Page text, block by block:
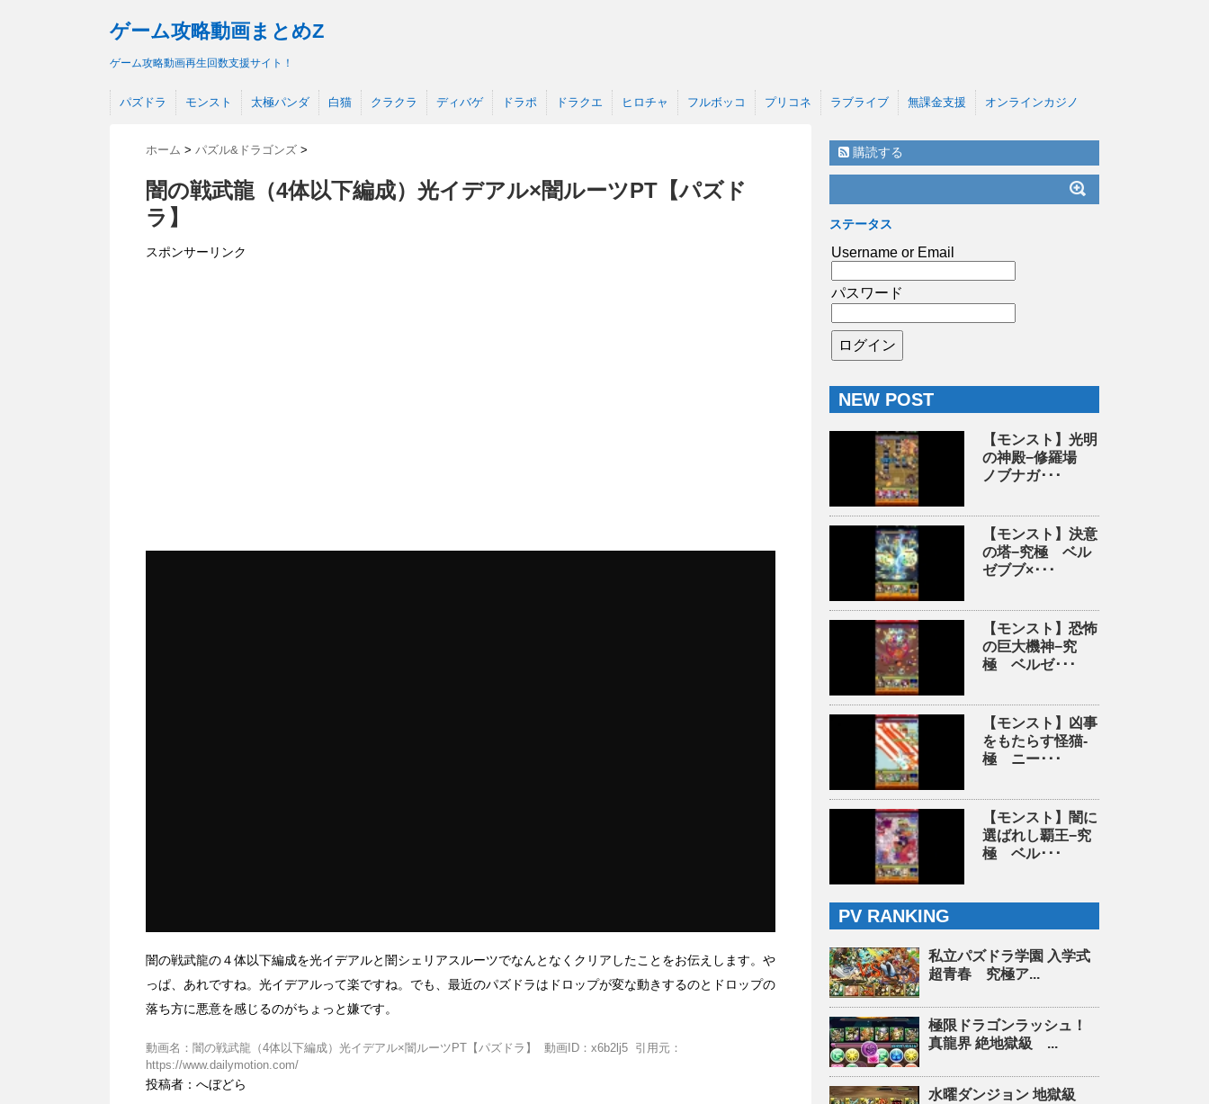
ゲーム攻略動画まとめZ
ゲーム攻略動画再生回数支援サイト！
パズドラ モンスト 太極パンダ 白猫 クラクラ ディバゲ ドラポ ドラクエ ヒロチャ フルボッコ プリコネ ラブライブ 無課金支援 オンラインカジノ
ホーム > パズル&ドラゴンズ >
闇の戦武龍（4体以下編成）光イデアル×闇ルーツPT【パズド
ラ】
スポンサーリンク
闇の戦武龍の４体以下編成を光イデアルと闇シェリアスルーツでなんとなくクリアしたことをお伝えします。や
っぱ、あれですね。光イデアルって楽ですね。でも、最近のパズドラはドロップが変な動きするのとドロップの
落ち方に悪意を感じるのがちょっと嫌です。
動画名：闇の戦武龍（4体以下編成）光イデアル×闇ルーツPT【パズドラ】 動画ID：x6b2lj5 引用元：
https://www.dailymotion.com/
投稿者：へぼどら
購読する
ステータス
Username or Email
パスワード
NEW POST
【モンスト】光明
の神殿−修羅場
ノブナガ･･･
【モンスト】決意
の塔−究極 ベル
ゼブブ×･･･
【モンスト】恐怖
の巨大機神−究
極 ベルゼ･･･
【モンスト】凶事
をもたらす怪猫-
極 ニー･･･
【モンスト】闇に
選ばれし覇王−究
極 ベル･･･
PV RANKING
私立パズドラ学園 入学式
超青春 究極ア...
極限ドラゴンラッシュ！
真龍界 絶地獄級 ...
水曜ダンジョン 地獄級